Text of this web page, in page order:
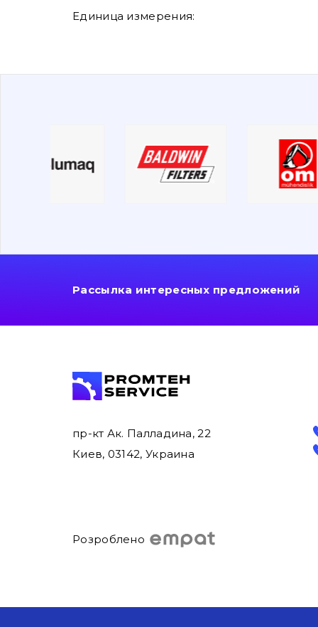
Единица измерения:
Рассылка интересных предложений
пр-кт Ак. Палладина, 22
Киев, 03142, Украина
Розроблено